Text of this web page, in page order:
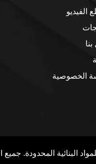
الفيديو
الخصوصية
البنائية المحدودة.